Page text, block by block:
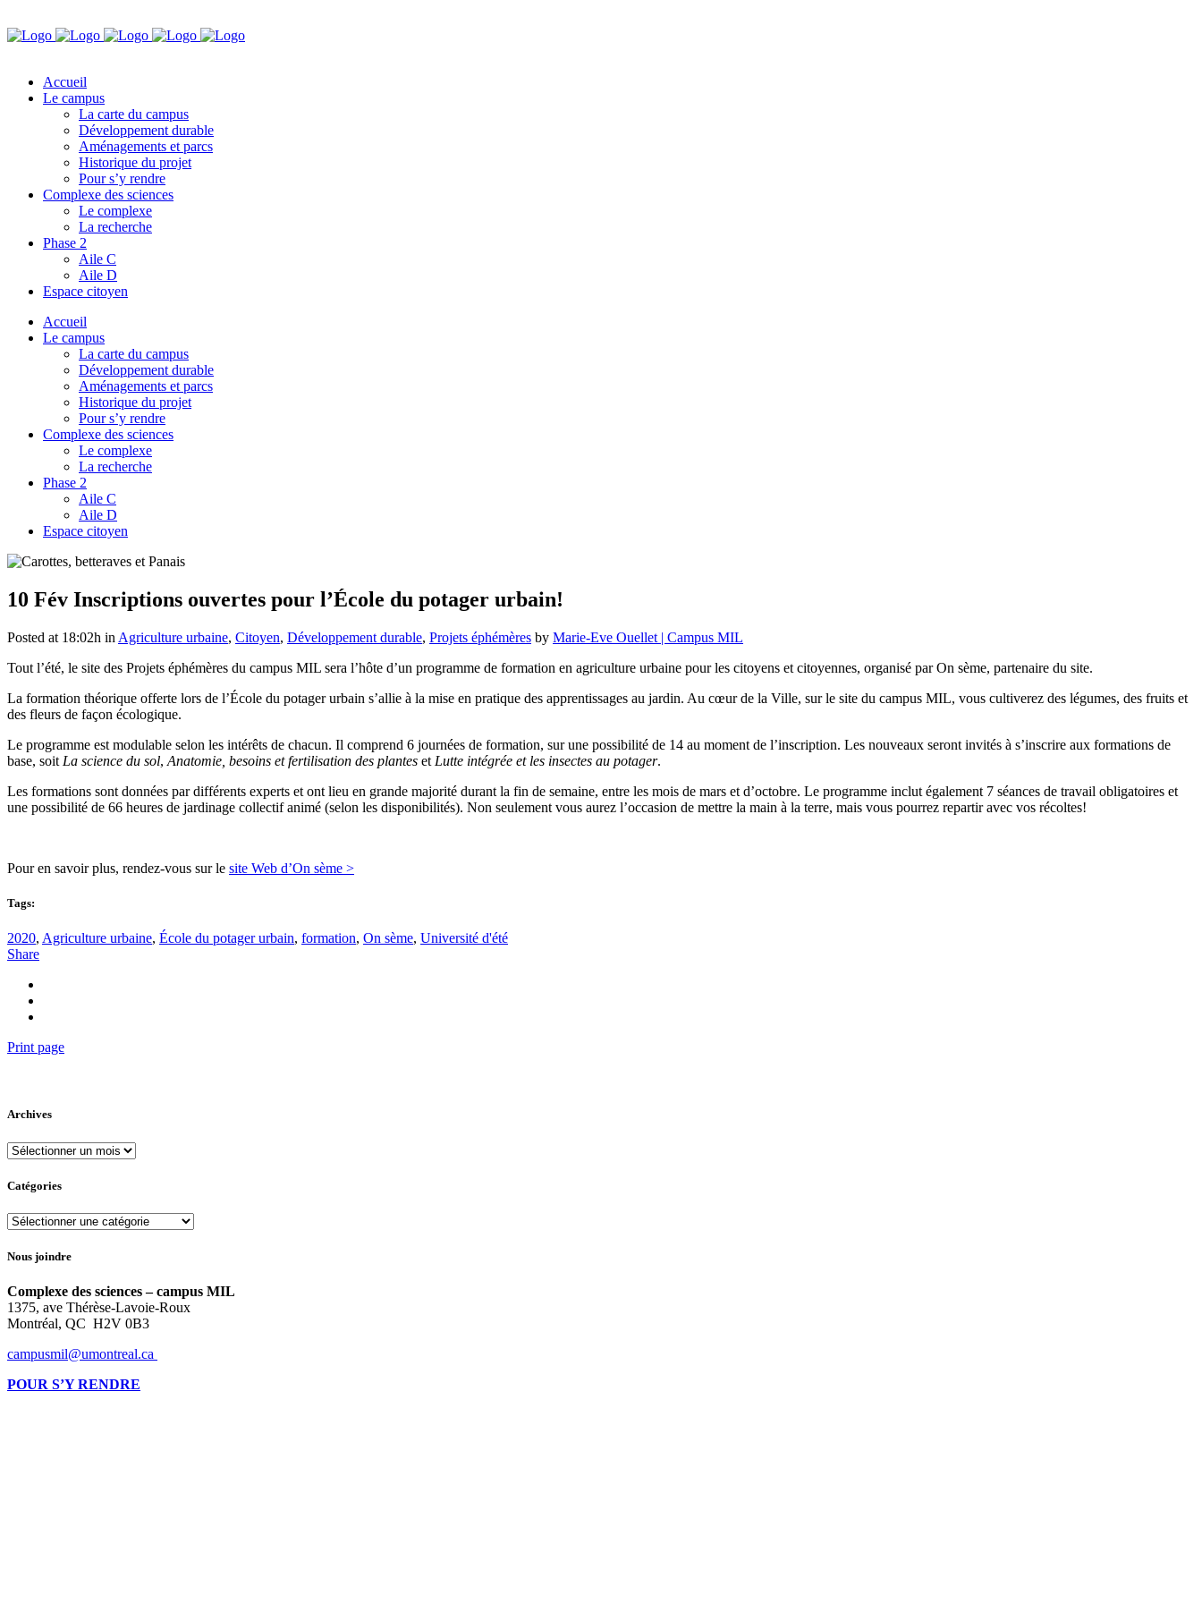
Accueil
Le campus
La carte du campus
Développement durable
Aménagements et parcs
Historique du projet
Pour s’y rendre
Complexe des sciences
Le complexe
La recherche
Phase 2
Aile C
Aile D
Espace citoyen
Accueil
Le campus
La carte du campus
Développement durable
Aménagements et parcs
Historique du projet
Pour s’y rendre
Complexe des sciences
Le complexe
La recherche
Phase 2
Aile C
Aile D
Espace citoyen
10 Fév Inscriptions ouvertes pour l’École du potager urbain!
Posted at 18:02h in Agriculture urbaine, Citoyen, Développement durable, Projets éphémères by Marie-Eve Ouellet | Campus MIL
Tout l’été, le site des Projets éphémères du campus MIL sera l’hôte d’un programme de formation en agriculture urbaine pour les citoyens et citoyennes, organisé par On sème, partenaire du site.
La formation théorique offerte lors de l’École du potager urbain s’allie à la mise en pratique des apprentissages au jardin. Au cœur de la Ville, sur le site du campus MIL, vous cultiverez des légumes, des fruits et
des fleurs de façon écologique.
Le programme est modulable selon les intérêts de chacun. Il comprend 6 journées de formation, sur une possibilité de 14 au moment de l’inscription. Les nouveaux seront invités à s’inscrire aux formations de
base, soit La science du sol, Anatomie, besoins et fertilisation des plantes et Lutte intégrée et les insectes au potager.
Les formations sont données par différents experts et ont lieu en grande majorité durant la fin de semaine, entre les mois de mars et d’octobre. Le programme inclut également 7 séances de travail obligatoires et
une possibilité de 66 heures de jardinage collectif animé (selon les disponibilités). Non seulement vous aurez l’occasion de mettre la main à la terre, mais vous pourrez repartir avec vos récoltes!
Pour en savoir plus, rendez-vous sur le site Web d’On sème >
Tags:
2020, Agriculture urbaine, École du potager urbain, formation, On sème, Université d'été
Share
Print page
Archives
Archives
Catégories
Catégories
Nous joindre
Complexe des sciences – campus MIL
1375, ave Thérèse-Lavoie-Roux
Montréal, QC H2V 0B3
campusmil@umontreal.ca
POUR S’Y RENDRE